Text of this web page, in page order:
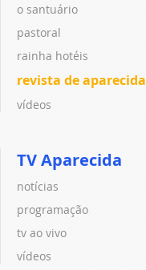
o santuário
pastoral
rainha hotéis
revista de aparecida
vídeos
TV Aparecida
notícias
programação
tv ao vivo
vídeos